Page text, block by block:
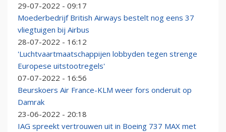
29-07-2022 - 09:17
Moederbedrijf British Airways bestelt nog eens 37
vliegtuigen bij Airbus
28-07-2022 - 16:12
'Luchtvaartmaatschappijen lobbyden tegen strenge
Europese uitstootregels'
07-07-2022 - 16:56
Beurskoers Air France-KLM weer fors onderuit op
Damrak
23-06-2022 - 20:18
IAG spreekt vertrouwen uit in Boeing 737 MAX met